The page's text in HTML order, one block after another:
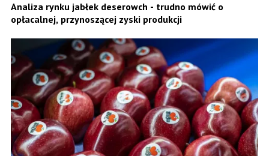
Analiza rynku jabłek deserowch - trudno mówić o
opłacalnej, przynoszącej zyski produkcji